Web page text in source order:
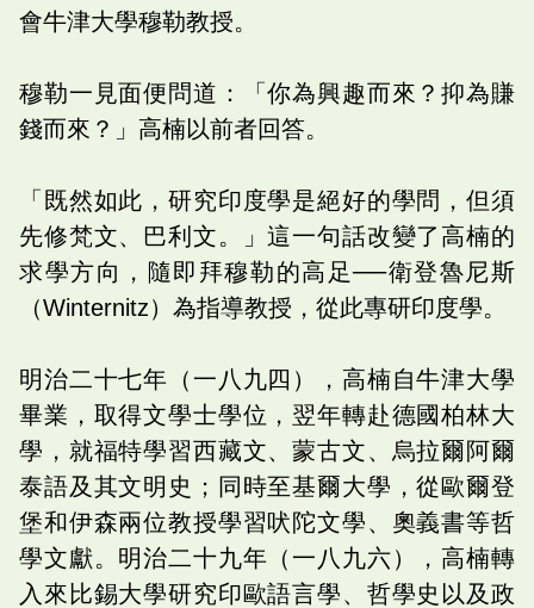
會牛津大學穆勒教授。
穆勒一見面便問道：「你為興趣而來？抑為賺
錢而來？」高楠以前者回答。
「既然如此，研究印度學是絕好的學問，但須
先修梵文、巴利文。」這一句話改變了高楠的
求學方向，隨即拜穆勒的高足──衛登魯尼斯
（Winternitz）為指導教授，從此專研印度學。
明治二十七年（一八九四），高楠自牛津大學
畢業，取得文學士學位，翌年轉赴德國柏林大
學，就福特學習西藏文、蒙古文、烏拉爾阿爾
泰語及其文明史；同時至基爾大學，從歐爾登
堡和伊森兩位教授學習吠陀文學、奧義書等哲
學文獻。明治二十九年（一八九六），高楠轉
入來比錫大學研究印歐語言學、哲學史以及政